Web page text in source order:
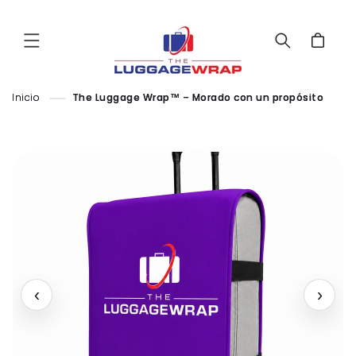
Carrito
Inicio The Luggage Wrap™ – Morado con un propósito
‹ ›